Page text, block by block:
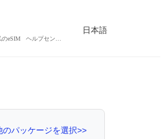
のeSIM
日本語
のパッケージを選択>>